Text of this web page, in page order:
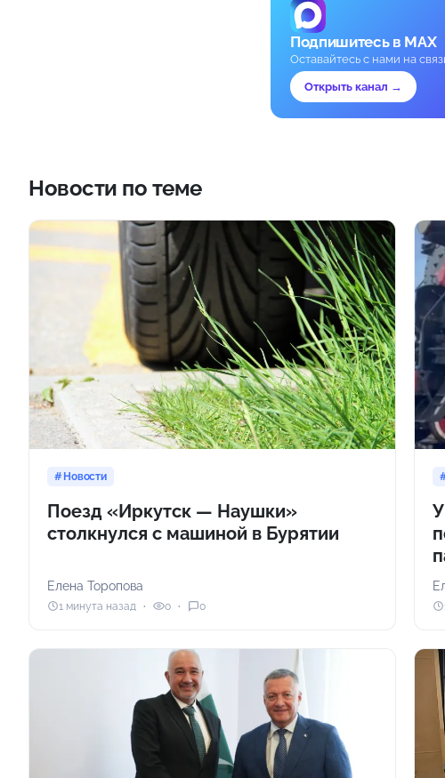
Подпишитесь в MAX
Оставайтесь с нами на
Открыть канал →
Новости по теме
Новости
Поезд «Иркутск — Наушки»
столкнулся с машиной в Бурятии
Елена Торопова
1 минута назад 0 0